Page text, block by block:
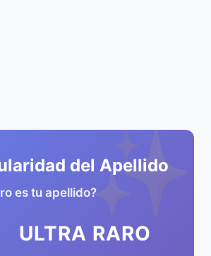
✨
del Apellido
es tu apellido?
ULTRA RARO